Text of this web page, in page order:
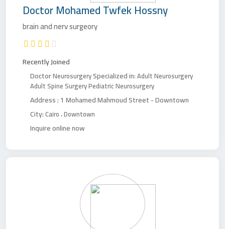
DoctorMohamed Twfek Hossny
brain and nerv surgeory
Recently Joined
DoctorNeurosurgerySpecialized in:Adult Neurosurgery
Adult Spine SurgeryPediatric Neurosurgery
Address :1 Mohamed Mahmoud Street - Downtown
City:Cairo،Downtown
Inquire online now